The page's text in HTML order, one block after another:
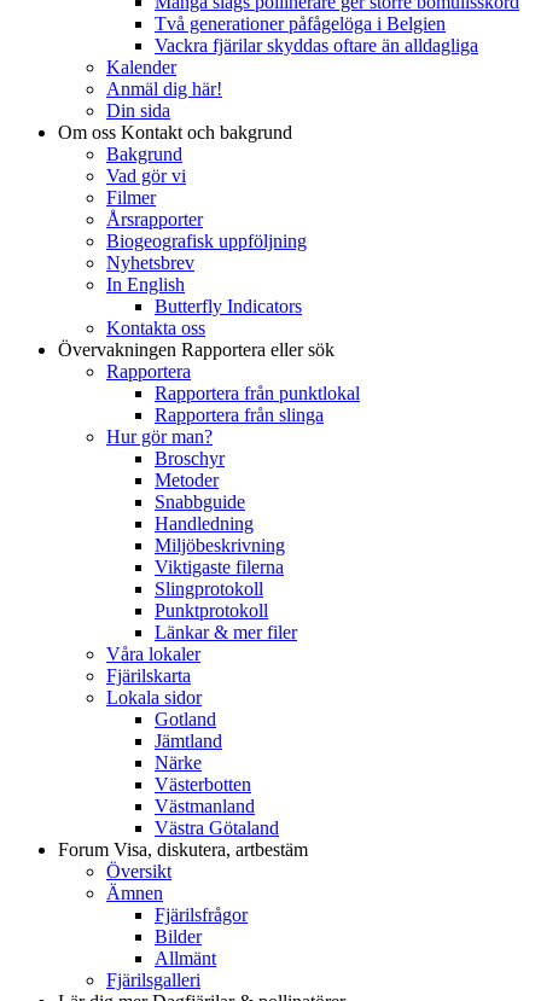
Två generationer påfågelöga i Belgien
Vackra fjärilar skyddas oftare än alldagliga
Kalender
Anmäl dig här!
Din sida
Om oss Kontakt och bakgrund
Bakgrund
Vad gör vi
Filmer
Årsrapporter
Biogeografisk uppföljning
Nyhetsbrev
In English
Butterfly Indicators
Kontakta oss
Övervakningen Rapportera eller sök
Rapportera
Rapportera från punktlokal
Rapportera från slinga
Hur gör man?
Broschyr
Metoder
Snabbguide
Handledning
Miljöbeskrivning
Viktigaste filerna
Slingprotokoll
Punktprotokoll
Länkar & mer filer
Våra lokaler
Fjärilskarta
Lokala sidor
Gotland
Jämtland
Närke
Västerbotten
Västmanland
Västra Götaland
Forum Visa, diskutera, artbestäm
Översikt
Ämnen
Fjärilsfrågor
Bilder
Allmänt
Fjärilsgalleri